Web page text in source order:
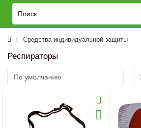
Средства индивидуальной защиты
Респираторы